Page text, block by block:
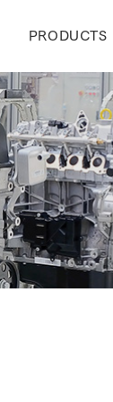
PRODUCTS